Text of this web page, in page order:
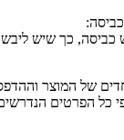
כך שיש ליבש
של המוצר
כל הפרטים